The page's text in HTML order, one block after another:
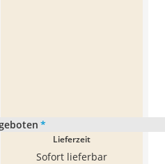
*
Lieferzeit
Sofort lieferbar